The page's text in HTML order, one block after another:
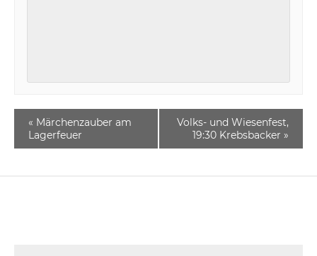
« Märchenzauber am
Lagerfeuer
Volks- und Wiesenfest,
19:30 Krebsbacker »